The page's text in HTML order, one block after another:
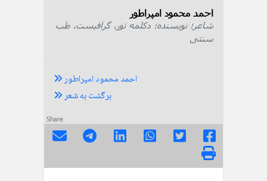
احمد محمود امپراطور
شاعر؛ نویسنده؛ دکلمه تور، گرافیست، طب
سنتی
احمد محمود امپراطور
برگشت به شعر
Share